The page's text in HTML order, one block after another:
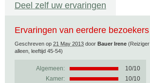
Deel zelf uw ervaringen
Ervaringen van eerdere bezoekers
Geschreven op 21 May 2013 door Bauer Irene (Reiziger
alleen, leeftijd 45-54)
Algemeen: 10/10
Kamer:
10/10